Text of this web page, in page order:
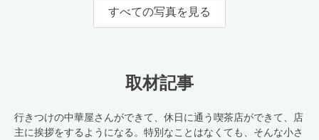
すべての写真を見る
取材記事
行きつけの中華屋さんができて、休日に通う喫茶店ができて、店
主に挨拶をするようになる。特別なことはなくても、そんな小さ